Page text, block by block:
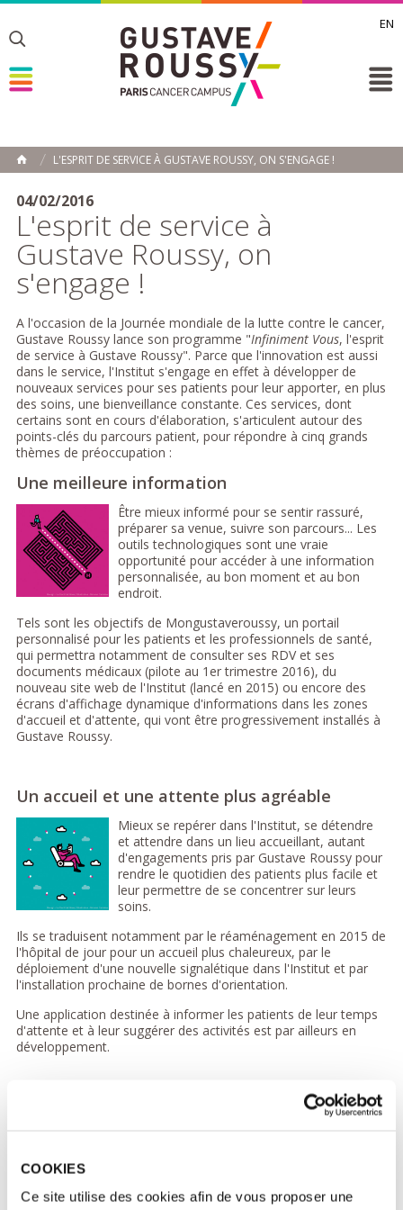
COOKIES
Ce site utilise des cookies afin de vous proposer une
EN
Toggle
Toggle
ACCUEIL
L'ESPRIT DE SERVICE À GUSTAVE ROUSSY, ON S'ENGAGE !
04/02/2016
L'esprit de service à
Gustave Roussy, on
s'engage !
A l'occasion de la Journée mondiale de la lutte contre le cancer,
Gustave Roussy lance son programme "Infiniment Vous, l'esprit
de service à Gustave Roussy". Parce que l'innovation est aussi
dans le service, l'Institut s'engage en effet à développer de
nouveaux services pour ses patients pour leur apporter, en plus
des soins, une bienveillance constante. Ces services, dont
certains sont en cours d'élaboration, s'articulent autour des
points-clés du parcours patient, pour répondre à cinq grands
thèmes de préoccupation :
Une meilleure information
Être mieux informé pour se sentir rassuré,
préparer sa venue, suivre son parcours... Les
outils technologiques sont une vraie
opportunité pour accéder à une information
personnalisée, au bon moment et au bon
endroit.
Tels sont les objectifs de Mongustaveroussy, un portail
personnalisé pour les patients et les professionnels de santé,
qui permettra notamment de consulter ses RDV et ses
documents médicaux (pilote au 1er trimestre 2016), du
nouveau site web de l'Institut (lancé en 2015) ou encore des
écrans d'affichage dynamique d'informations dans les zones
d'accueil et d'attente, qui vont être progressivement installés à
Gustave Roussy.
Un accueil et une attente plus agréable
Mieux se repérer dans l'Institut, se détendre
et attendre dans un lieu accueillant, autant
d'engagements pris par Gustave Roussy pour
rendre le quotidien des patients plus facile et
leur permettre de se concentrer sur leurs
soins.
Ils se traduisent notamment par le réaménagement en 2015 de
l'hôpital de jour pour un accueil plus chaleureux, par le
déploiement d'une nouvelle signalétique dans l'Institut et par
l'installation prochaine de bornes d'orientation.
Une application destinée à informer les patients de leur temps
d'attente et à leur suggérer des activités est par ailleurs en
développement.
"malade".